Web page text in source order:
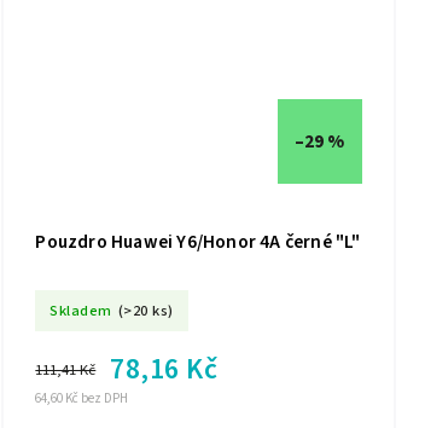
–29 %
Pouzdro Huawei Y6/Honor 4A černé "L"
Skladem (>20 ks)
64,60 Kč bez DPH
111,41 Kč 78,16 Kč